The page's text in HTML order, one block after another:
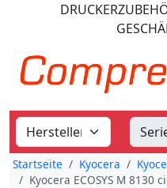
Startseite Kyocera
Kyocera ECOSYS M 8130